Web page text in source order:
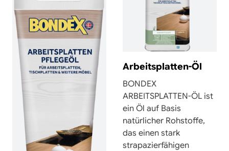
Arbeitsplatten-Öl
BONDEX
ARBEITSPLATTEN-ÖL ist
ein Öl auf Basis
natürlicher Rohstoffe,
das einen stark
strapazierfähigen